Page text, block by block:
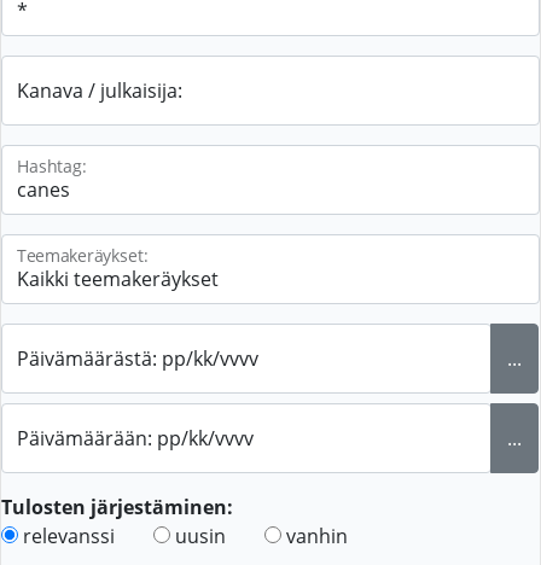
Kanava / julkaisija:
Hashtag:
Teemakeräykset:
Päivämäärästä: pp/kk/vvvv ...
Päivämäärään: pp/kk/vvvv ...
Tulosten järjestäminen:
relevanssi
uusin vanhin